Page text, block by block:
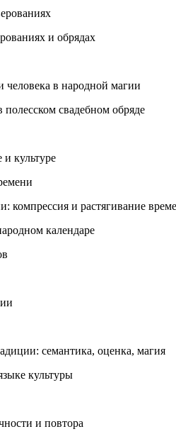
и обрядах
человека в народной магии
свадебном обряде
культуре
компрессия и растягивание
календаре
семантика, оценка, магия
культуры
и повтора